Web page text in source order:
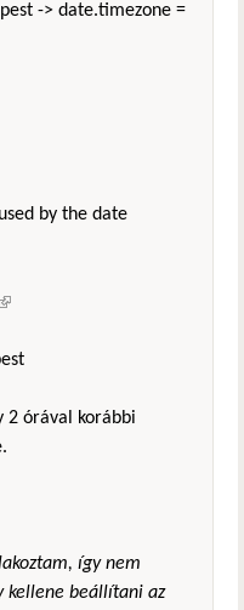
-> date.timezone =
by the date
(külső hivatkozás)
2 órával korábbi
, így nem
kellene beállítani az